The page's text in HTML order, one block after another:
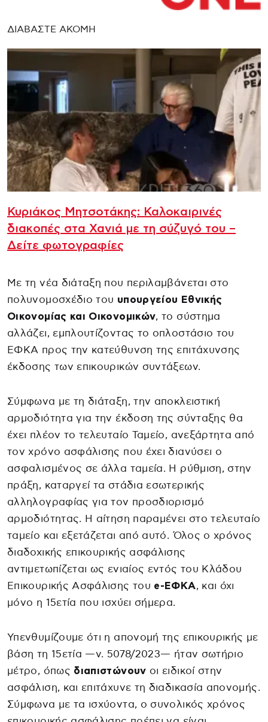
ΔΙΑΒΑΣΤΕ ΑΚΟΜΗ
Κυριάκος Μητσοτάκης: Καλοκαιρινές
διακοπές στα Χανιά με τη σύζυγό του –
Δείτε φωτογραφίες
Με τη νέα διάταξη που περιλαμβάνεται στο
πολυνομοσχέδιο του υπουργείου Εθνικής
Οικονομίας και Οικονομικών, το σύστημα
αλλάζει, εμπλουτίζοντας το οπλοστάσιο του
ΕΦΚΑ προς την κατεύθυνση της επιτάχυνσης
έκδοσης των επικουρικών συντάξεων.
Σύμφωνα με τη διάταξη, την αποκλειστική
αρμοδιότητα για την έκδοση της σύνταξης θα
έχει πλέον το τελευταίο Ταμείο, ανεξάρτητα από
τον χρόνο ασφάλισης που έχει διανύσει ο
ασφαλισμένος σε άλλα ταμεία. Η ρύθμιση, στην
πράξη, καταργεί τα στάδια εσωτερικής
αλληλογραφίας για τον προσδιορισμό
αρμοδιότητας. Η αίτηση παραμένει στο τελευταίο
ταμείο και εξετάζεται από αυτό. Όλος ο χρόνος
διαδοχικής επικουρικής ασφάλισης
αντιμετωπίζεται ως ενιαίος εντός του Κλάδου
Επικουρικής Ασφάλισης του e-ΕΦΚΑ, και όχι
μόνο η 15ετία που ισχύει σήμερα.
Υπενθυμίζουμε ότι η απονομή της επικουρικής με
βάση τη 15ετία —ν. 5078/2023— ήταν σωτήριο
μέτρο, όπως διαπιστώνουν οι ειδικοί στην
ασφάλιση, και επιτάχυνε τη διαδικασία απονομής.
Σύμφωνα με τα ισχύοντα, ο συνολικός χρόνος